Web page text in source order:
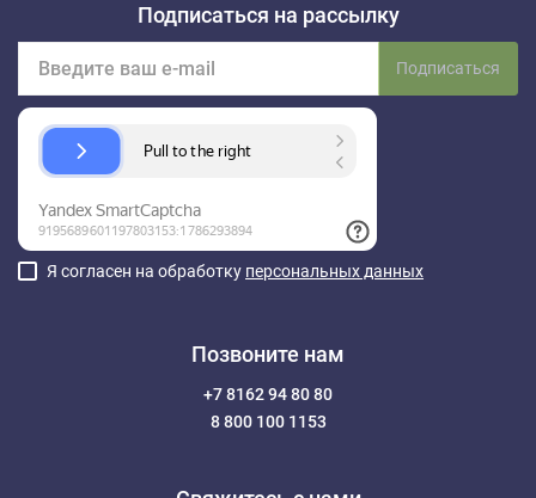
Подписаться на рассылку
Подписаться
Я согласен на обработку персональных данных
Позвоните нам
+7 8162 94 80 80
8 800 100 1153